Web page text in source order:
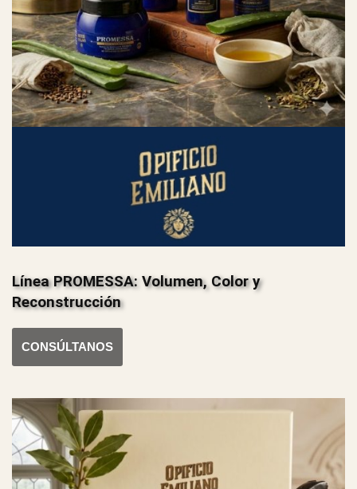
Línea PROMESSA: Volumen, Color y
Reconstrucción
CONSÚLTANOS